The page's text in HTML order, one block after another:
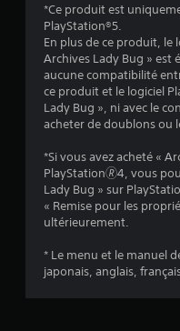
*Ce produit est
PlayStation®5.
En plus de ce produit, le
Archives Lady Bug » est
aucune compatibilité
ce produit et le logiciel
Lady Bug », ni avec le
acheter de doublons ou
*Si vous avez acheté «
PlayStation🄬4, vous
Lady Bug » sur
« Remise pour les
ultérieurement.
* Le menu et le manuel
japonais, anglais,